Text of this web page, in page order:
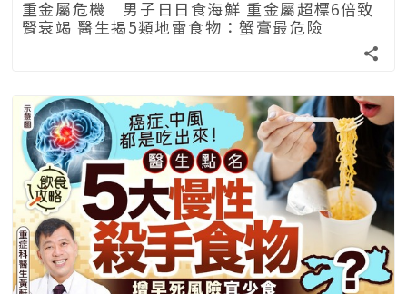
重金屬危機｜男子日日食海鮮 重金屬超標6倍致
腎衰竭 醫生揭5類地雷食物：蟹膏最危險